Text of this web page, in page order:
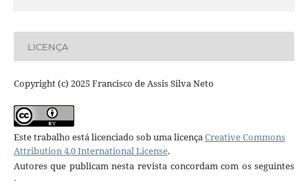
LICENÇA
Copyright (c) 2025 Francisco de Assis Silva Neto
Este trabalho está licenciado sob uma licençaCreative Commons
Attribution 4.0 International License.
Autores que publicam nesta revista concordam com os seguintes